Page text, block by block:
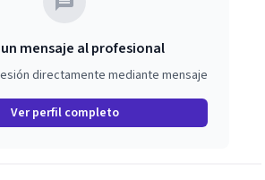
un mensaje al profesional
directamente mediante mensaje
Ver perfil completo